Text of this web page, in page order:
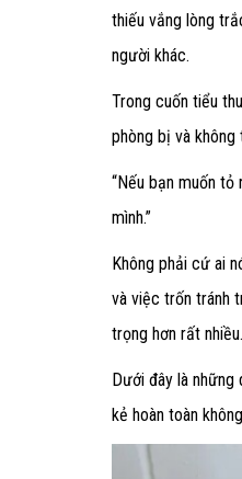
thiếu vắng lòng
người khác.
Trong cuốn tiểu
phòng bị và không
“Nếu bạn muốn
mình.”
Không phải cứ ai
và việc trốn tránh
trọng hơn rất nhiều.
Dưới đây là
kẻ hoàn toàn